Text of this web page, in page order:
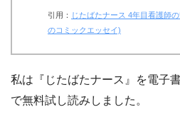
引用： じたばたナース 4年目看護師
のコミックエッセイ)
私は『じたばたナース』を電子書
で無料試し読みしました。